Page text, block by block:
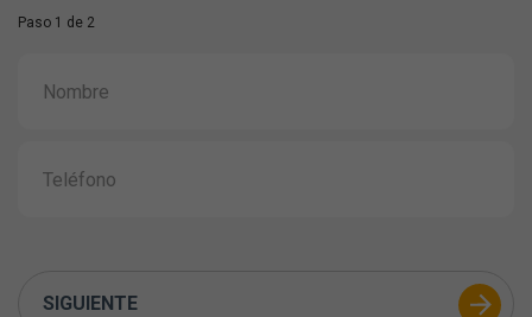
Paso 1 de 2
SIGUIENTE